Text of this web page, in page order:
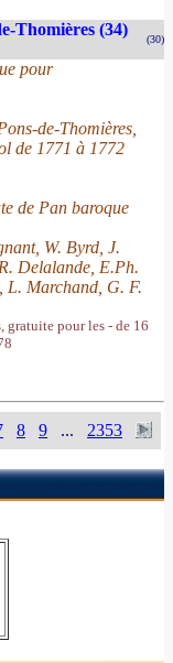
Thomières (34)
(30)
pour
de-Thomières,
de 1771 à 1772
de Pan baroque
W. Byrd, J.
Delalande, E.Ph.
L. Marchand, G. F.
gratuite pour les - de 16
8 9 ... 2353